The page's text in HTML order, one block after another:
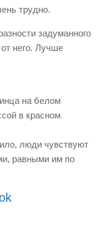
трудно.
задуманного
него. Лучше
на белом
в красном
люди чувствуют
равными им по